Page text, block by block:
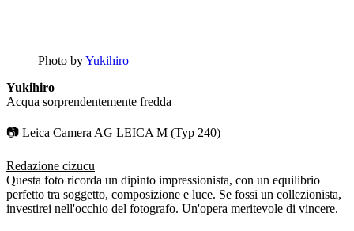
Photo byYukihiro
Yukihiro
Acqua sorprendentemente fredda
📷 Leica Camera AG LEICA M (Typ 240)
Redazione cizucu
Questa foto ricorda un dipinto impressionista, con un equilibrio
perfetto tra soggetto, composizione e luce. Se fossi un collezionista,
investirei nell'occhio del fotografo. Un'opera meritevole di vincere.